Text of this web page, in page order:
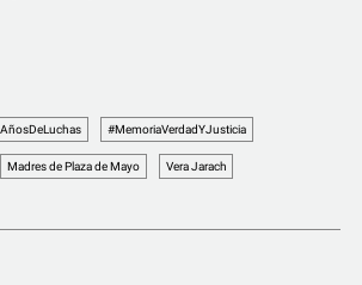
#MemoriaVerdadYJusticia
Madres de Plaza de Mayo Vera Jarach